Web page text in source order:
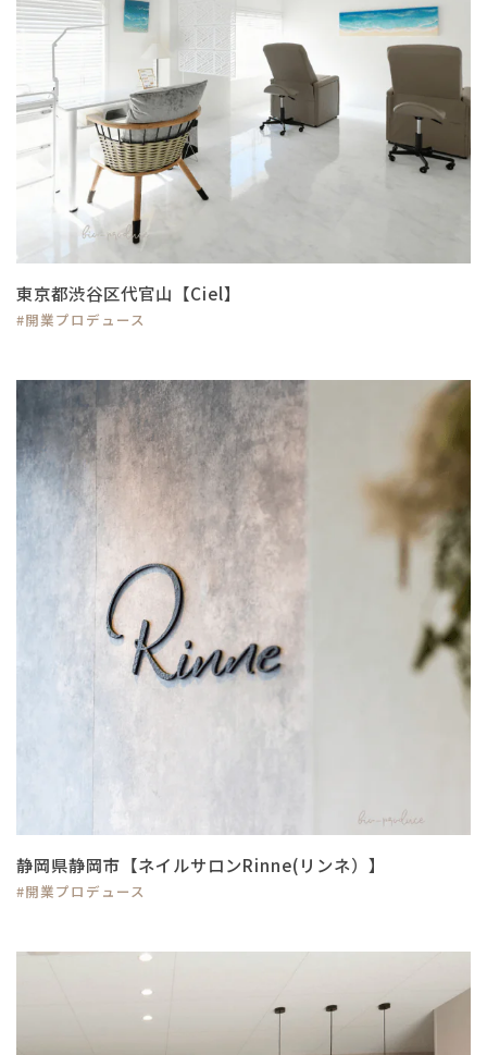
東京都渋谷区代官山【Ciel】
#開業プロデュース
静岡県静岡市【ネイルサロンRinne(リンネ）】
#開業プロデュース